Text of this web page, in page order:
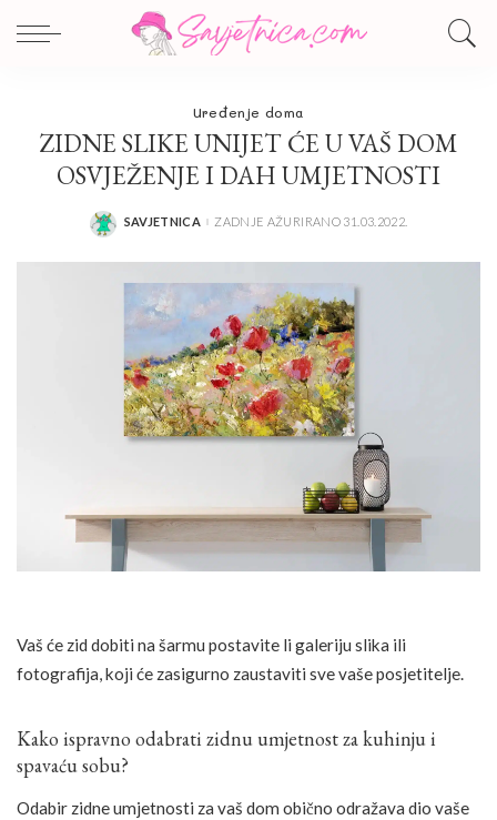
Uređenje doma
ZIDNE SLIKE UNIJET ĆE U VAŠ DOM
OSVJEŽENJE I DAH UMJETNOSTI
POSTED
SAVJETNICA ZADNJE AŽURIRANO 31.03.2022.
Vaš će zid dobiti na šarmu postavite li galeriju slika ili
fotografija, koji će zasigurno zaustaviti sve vaše posjetitelje.
Kako ispravno odabrati zidnu umjetnost za kuhinju i
spavaću sobu?
Odabir zidne umjetnosti za vaš dom obično odražava dio vaše